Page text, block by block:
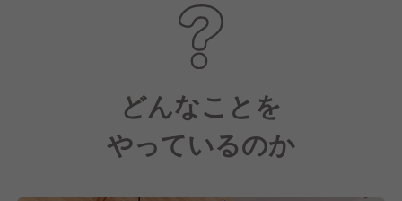
どんなことを
やっているのか